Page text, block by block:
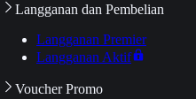
Langganan dan Pembelian
Langganan Premier
Langganan Aktif
Voucher Promo